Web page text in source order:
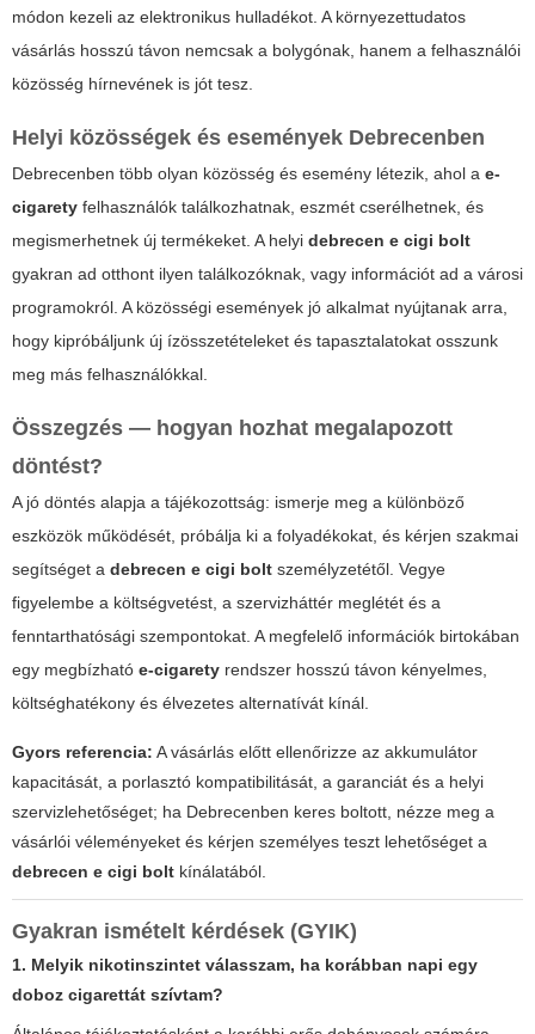
módon kezeli az elektronikus hulladékot. A környezettudatos
vásárlás hosszú távon nemcsak a bolygónak, hanem a felhasználói
közösség hírnevének is jót tesz.
Helyi közösségek és események Debrecenben
Debrecenben több olyan közösség és esemény létezik, ahol a e-
cigarety felhasználók találkozhatnak, eszmét cserélhetnek, és
megismerhetnek új termékeket. A helyi debrecen e cigi bolt
gyakran ad otthont ilyen találkozóknak, vagy információt ad a városi
programokról. A közösségi események jó alkalmat nyújtanak arra,
hogy kipróbáljunk új ízösszetételeket és tapasztalatokat osszunk
meg más felhasználókkal.
Összegzés — hogyan hozhat megalapozott
döntést?
A jó döntés alapja a tájékozottság: ismerje meg a különböző
eszközök működését, próbálja ki a folyadékokat, és kérjen szakmai
segítséget a debrecen e cigi bolt személyzetétől. Vegye
figyelembe a költségvetést, a szervizháttér meglétét és a
fenntarthatósági szempontokat. A megfelelő információk birtokában
egy megbízható e-cigarety rendszer hosszú távon kényelmes,
költséghatékony és élvezetes alternatívát kínál.
Gyors referencia: A vásárlás előtt ellenőrizze az akkumulátor
kapacitását, a porlasztó kompatibilitását, a garanciát és a helyi
szervizlehetőséget; ha Debrecenben keres boltott, nézze meg a
vásárlói véleményeket és kérjen személyes teszt lehetőséget a
debrecen e cigi bolt kínálatából.
Gyakran ismételt kérdések (GYIK)
1. Melyik nikotinszintet válasszam, ha korábban napi egy
doboz cigarettát szívtam?